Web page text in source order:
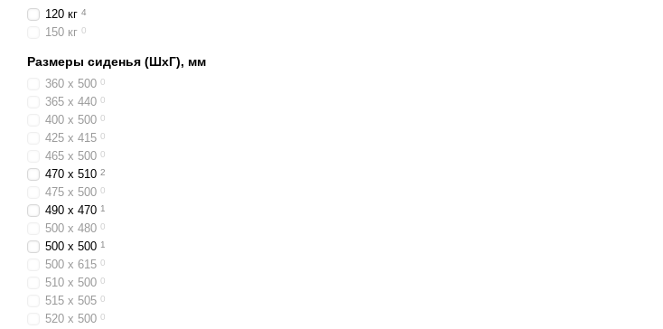
120 кг 4
150 кг 0
Размеры сиденья (ШхГ), мм
360 x 500 0
365 x 440 0
400 x 500 0
425 x 415 0
465 x 500 0
470 x 510 2
475 х 500 0
490 x 470 1
500 х 480 0
500 х 500 1
500 x 615 0
510 х 500 0
515 x 505 0
520 х 500 0